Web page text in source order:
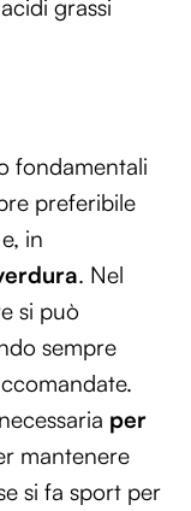
ed
media e per
dei dati web,
combinarle
o che hanno
grassi
fondamentali
preferibile
in
. Nel
si può
sempre
per
mantenere
si fa sport per